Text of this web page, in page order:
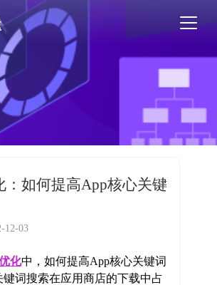
苹果应用商店优化
安卓应用商店优化
：如何提高App核心关键
12-03
化中，如何提高App核心关键词
键词搜索在应用商店的下载中占